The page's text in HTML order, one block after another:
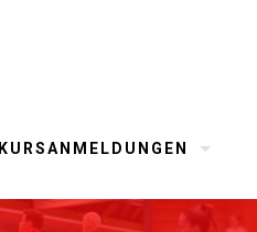
KURSANMELDUNGEN